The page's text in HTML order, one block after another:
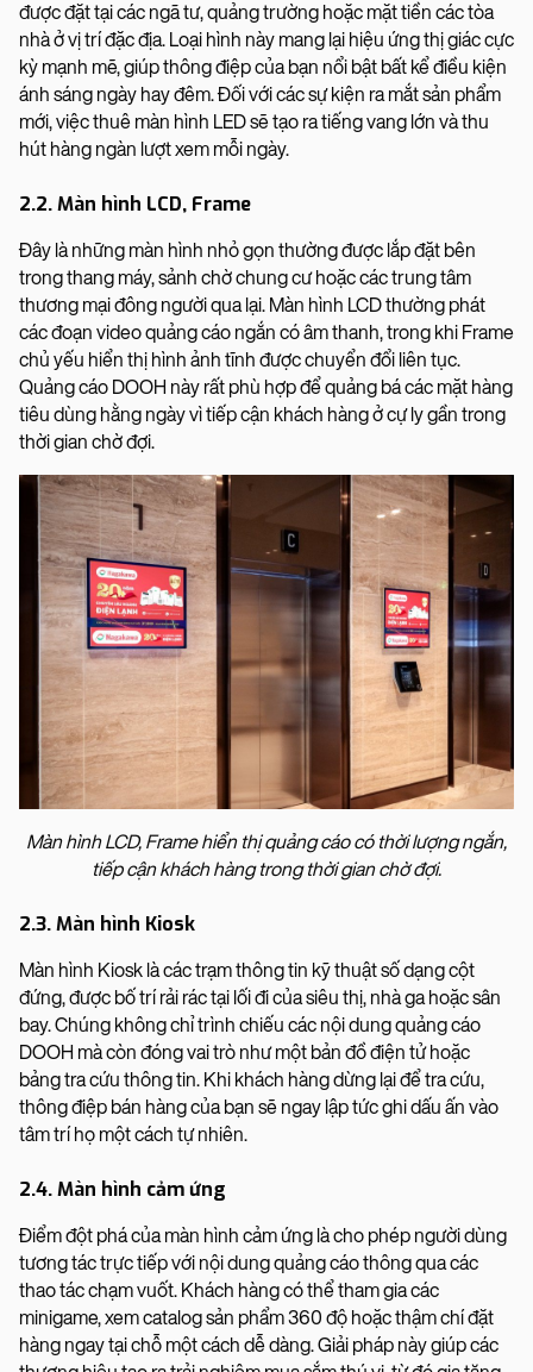
được đặt tại các ngã tư, quảng trường hoặc mặt tiền các tòa
nhà ở vị trí đặc địa. Loại hình này mang lại hiệu ứng thị giác cực
kỳ mạnh mẽ, giúp thông điệp của bạn nổi bật bất kể điều kiện
ánh sáng ngày hay đêm. Đối với các sự kiện ra mắt sản phẩm
mới, việc thuê màn hình LED sẽ tạo ra tiếng vang lớn và thu
hút hàng ngàn lượt xem mỗi ngày.
2.2. Màn hình LCD, Frame
Đây là những màn hình nhỏ gọn thường được lắp đặt bên
trong thang máy, sảnh chờ chung cư hoặc các trung tâm
thương mại đông người qua lại. Màn hình LCD thường phát
các đoạn video quảng cáo ngắn có âm thanh, trong khi Frame
chủ yếu hiển thị hình ảnh tĩnh được chuyển đổi liên tục.
Quảng cáo DOOH này rất phù hợp để quảng bá các mặt hàng
tiêu dùng hằng ngày vì tiếp cận khách hàng ở cự ly gần trong
thời gian chờ đợi.
Màn hình LCD, Frame hiển thị quảng cáo có thời lượng ngắn,
tiếp cận khách hàng trong thời gian chờ đợi.
2.3. Màn hình Kiosk
Màn hình Kiosk là các trạm thông tin kỹ thuật số dạng cột
đứng, được bố trí rải rác tại lối đi của siêu thị, nhà ga hoặc sân
bay. Chúng không chỉ trình chiếu các nội dung quảng cáo
DOOH mà còn đóng vai trò như một bản đồ điện tử hoặc
bảng tra cứu thông tin. Khi khách hàng dừng lại để tra cứu,
thông điệp bán hàng của bạn sẽ ngay lập tức ghi dấu ấn vào
tâm trí họ một cách tự nhiên.
2.4. Màn hình cảm ứng
Điểm đột phá của màn hình cảm ứng là cho phép người dùng
tương tác trực tiếp với nội dung quảng cáo thông qua các
thao tác chạm vuốt. Khách hàng có thể tham gia các
minigame, xem catalog sản phẩm 360 độ hoặc thậm chí đặt
hàng ngay tại chỗ một cách dễ dàng. Giải pháp này giúp các